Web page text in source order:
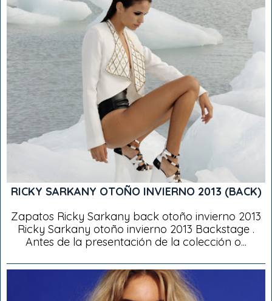
RICKY SARKANY OTOÑO INVIERNO 2013 (BACK)
Zapatos Ricky Sarkany back otoño invierno 2013
Ricky Sarkany otoño invierno 2013 Backstage .
Antes de la presentación de la colección o...